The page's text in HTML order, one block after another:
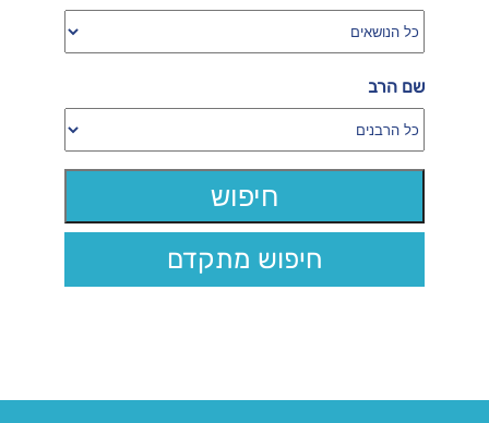
שם הרב
חיפוש מתקדם